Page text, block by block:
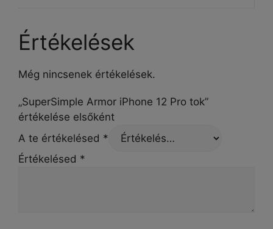
Értékelések
Még nincsenek értékelések.
„SuperSimple Armor iPhone 12 Pro tok”
értékelése elsőként
A te értékelésed *
Értékelésed *